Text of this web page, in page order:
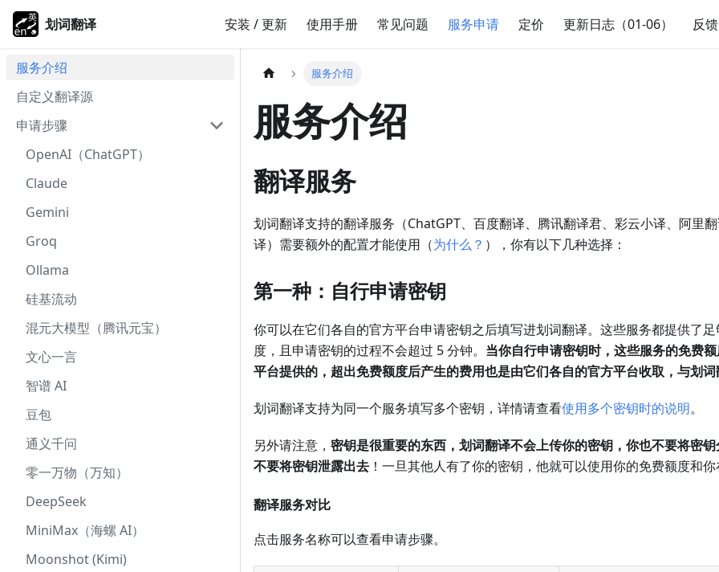
划词翻译 安装 / 更新 使用手册 常见问题 服务申请 定价 更新日志（01-06） 反
服务介绍
自定义翻译源
申请步骤
OpenAI（ChatGPT）
Claude
Gemini
Groq
Ollama
硅基流动
混元大模型（腾讯元宝）
文心一言
智谱 AI
豆包
通义千问
零一万物（万知）
DeepSeek
MiniMax（海螺 AI）
Moonshot (Kimi)
服务介绍
服务介绍
翻译服务
划词翻译支持的翻译服务（ChatGPT、百度翻译、腾讯翻译君、彩云小译、阿里
译）需要额外的配置才能使用（为什么？ ），你有以下几种选择：
第一种：自行申请密钥
你可以在它们各自的官方平台申请密钥之后填写进划词翻译。这些服务都提供了
度，且申请密钥的过程不会超过 5 分钟。 当你自行申请密钥时，这些服务的免费
平台提供的，超出免费额度后产生的费用也是由它们各自的官方平台收取，与划
划词翻译支持为同一个服务填写多个密钥，详情请查看使用多个密钥时的说明。
另外请注意， 密钥是很重要的东西，划词翻译不会上传你的密钥，你也不要将密
不要将密钥泄露出去 ！一旦其他人有了你的密钥，他就可以使用你的免费额度和
翻译服务对比
点击服务名称可以查看申请步骤。